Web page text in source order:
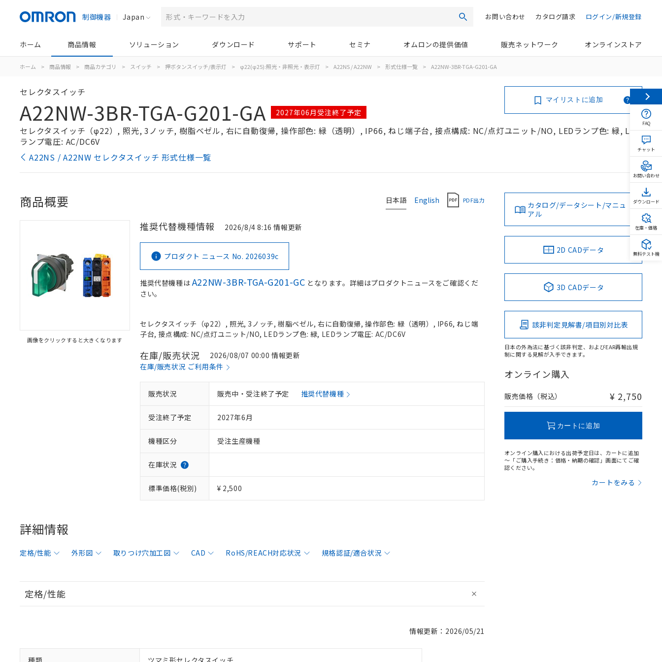
制御機器 Japan 検索 ログイン/新規登録
カタログ請求
お問い合わせ
ホーム 商品情報 ソリューション ダウンロード サポート セミナ オムロンの提供価値 販売ネットワーク オンラインストア
ホーム > 商品情報 > 商品カテゴリ > スイッチ > 押ボタンスイッチ/表示灯 > φ22(φ25):照光・非照光・表示灯 > A22NS / A22NW > 形式仕様一覧 > A22NW-3BR-TGA-G201-GA
セレクタスイッチ
A22NW-3BR-TGA-G201-GA 2027年06月受注終了予定
セレクタスイッチ（φ22）, 照光, 3ノッチ, 樹脂ベゼル, 右に自動復帰, 操作部色: 緑（透明）, IP66, ねじ端子台, 接点構成: NC/点灯ユニット/NO, LEDランプ色: 緑, LED
ランプ電圧: AC/DC6V
A22NS / A22NW セレクタスイッチ 形式仕様一覧
マイリストに追加
日本語 English PDF出力
商品概要
画像をクリックすると大きくなります
推奨代替機種情報 2026/8/4 8:16 情報更新
プロダクト ニュース No. 2026039c
推奨代替機種はA22NW-3BR-TGA-G201-GC となります。詳細はプロダクトニュースをご確認くだ
さい。
セレクタスイッチ（φ22）, 照光, 3ノッチ, 樹脂ベゼル, 右に自動復帰, 操作部色: 緑（透明）, IP66, ねじ端
子台, 接点構成: NC/点灯ユニット/NO, LEDランプ色: 緑, LEDランプ電圧: AC/DC6V
在庫/販売状況
2026/08/07 00:00 情報更新
在庫/販売状況 ご利用条件
販売状況 販売中・受注終了予定 推奨代替機種
受注終了予定 2027年6月
機種区分 受注生産機種
在庫状況
標準価格(税別) ¥ 2,500
詳細情報
定格/性能 外形図 取りつけ穴加工図 CAD RoHS/REACH対応状況 規格認証/適合状況
定格/性能
情報更新：2026/05/21
種類 ツマミ形セレクタスイッチ
カタログ/データシート/マニュ
アル
2D CADデータ
3D CADデータ
該非判定見解書/項目別対比表
日本の外為法に基づく該非判定、およびEAR再輸出規
制に関する見解が入手できます。
オンライン購入
販売価格（税込） ¥ 2,750
カートに追加
オンライン購入における出荷予定日は、カートに追加
～「ご購入手続き：価格・納期の確認」画面にてご確
認ください。
カートをみる
FAQ
チャット
お問い合わせ
ダウンロード
在庫・価格
無料テスト機